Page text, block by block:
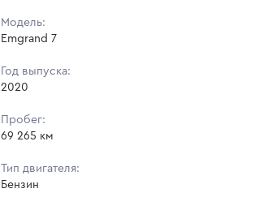
Модель:
Emgrand 7
Год выпуска:
2020
Пробег:
69 265 км
Тип двигателя:
Бензин